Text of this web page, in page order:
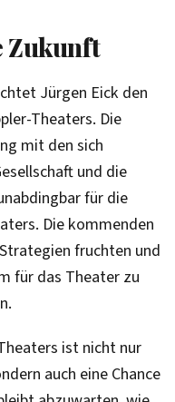
Zukunft
Jürgen Eick den
Theaters. Die
mit den sich
und die
für die
Die kommenden
fruchten und
für das Theater zu
ist nicht nur
auch eine Chance